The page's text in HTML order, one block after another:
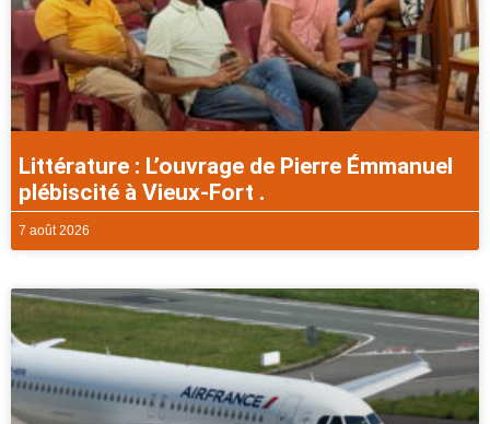
Littérature : L’ouvrage de Pierre Émmanuel
plébiscité à Vieux-Fort .
7 août 2026